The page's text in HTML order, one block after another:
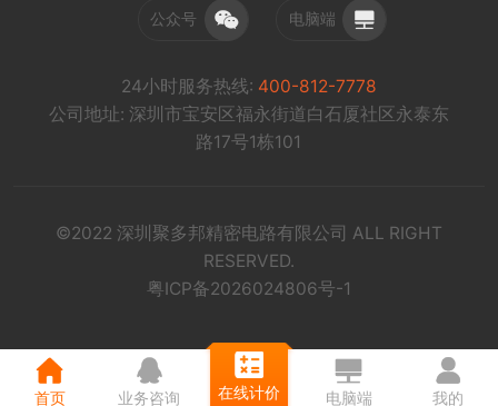
公众号 电脑端
24小时服务热线: 400-812-7778
公司地址: 深圳市宝安区福永街道白石厦社区永泰东
路17号1栋101
©2022 深圳聚多邦精密电路有限公司 ALL RIGHT
RESERVED.
粤ICP备2026024806号-1
首页 业务咨询 在线计价 电脑端 我的